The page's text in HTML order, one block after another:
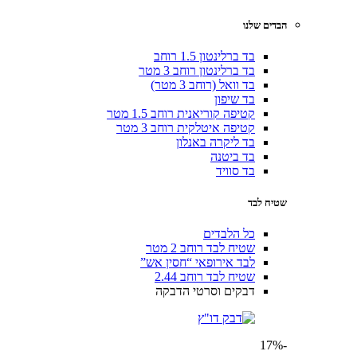
הבדים שלנו
בד ברלינטון 1.5 רוחב
בד ברלינטון רוחב 3 מטר
בד וואל (רוחב 3 מטר)
בד שיפון
קטיפה קוריאנית רוחב 1.5 מטר
קטיפה איטלקית רוחב 3 מטר
בד ליקרה באנלון
בד ביטנה
בד סוויד
שטיח לבד
כל הלבדים
שטיח לבד רוחב 2 מטר
לבד אירופאי “חסין אש”
שטיח לבד רוחב 2.44
דבקים וסרטי הדבקה